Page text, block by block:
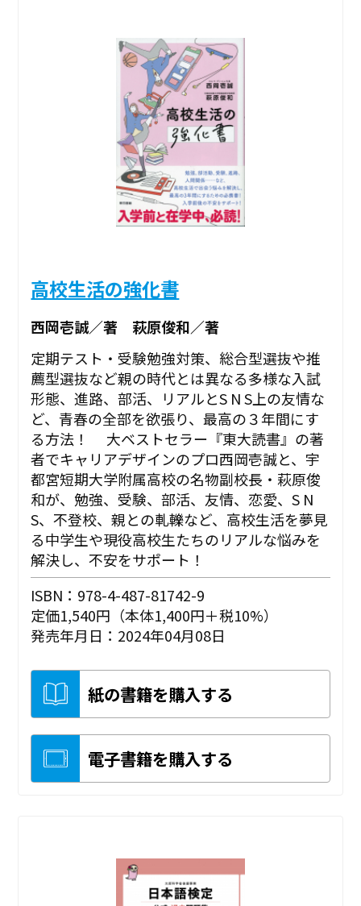
高校生活の強化書
西岡壱誠／著 萩原俊和／著
定期テスト・受験勉強対策、総合型選抜や推
薦型選抜など親の時代とは異なる多様な入試
形態、進路、部活、リアルとS N S上の友情な
ど、青春の全部を欲張り、最高の３年間にす
る方法！ 大ベストセラー『東大読書』の著
者でキャリアデザインのプロ西岡壱誠と、宇
都宮短期大学附属高校の名物副校長・萩原俊
和が、勉強、受験、部活、友情、恋愛、S N
S、不登校、親との軋轢など、高校生活を夢見
る中学生や現役高校生たちのリアルな悩みを
解決し、不安をサポート！
ISBN：978-4-487-81742-9
定価1,540円（本体1,400円＋税10%）
発売年月日：2024年04月08日
紙の書籍を購入する
電子書籍を購入する